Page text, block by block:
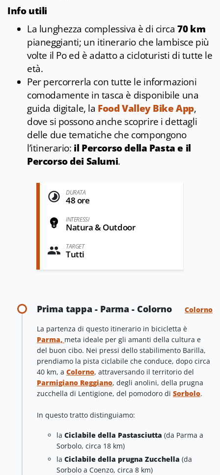
Info utili
La lunghezza complessiva è di circa70 km
pianeggianti; un itinerario che lambisce più
volte il Po ed è adatto a cicloturisti di tutte le
età.
Per percorrerla con tutte le informazioni
comodamente in tasca è disponibile una
guida digitale, la Food Valley Bike App,
dove si possono anche scoprire i dettagli
delle due tematiche che compongono
l’itinerario: il Percorso della Pasta e il
Percorso dei Salumi.
DURATA
48 ore
INTERESSI
Natura & Outdoor
TARGET
Tutti
Prima tappa - Parma - Colorno Colorno
La partenza di questo itinerario in bicicletta è
Parma, meta ideale per gli amanti della cultura e
del buon cibo. Nei pressi dello stabilimento Barilla,
prendiamo la pista ciclabile che conduce, dopo circa
40 km, a Colorno, attraversando il territorio del
Parmigiano Reggiano, degli anolini, della prugna
zucchella di Lentigione, del pomodoro di Sorbolo.
In questo tratto distinguiamo:
la Ciclabile della Pastasciutta (da Parma a
Sorbolo, circa 18 km)
la Ciclabile della prugna Zucchella (da
Sorbolo a Coenzo, circa 8 km)